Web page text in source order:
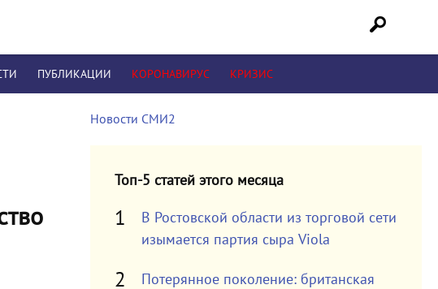
ПУБЛИКАЦИИ КОРОНАВИРУС КРИЗИС
Новости СМИ2
Топ-5 статей этого месяца
В Ростовской области из торговой сети
изымается партия сыра Viola
Потерянное поколение: британская